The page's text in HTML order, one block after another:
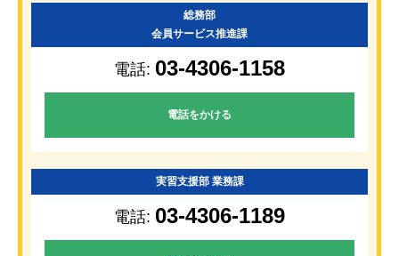
総務部
会員サービス推進課
電話: 03-4306-1158
電話をかける
実習支援部 業務課
電話: 03-4306-1189